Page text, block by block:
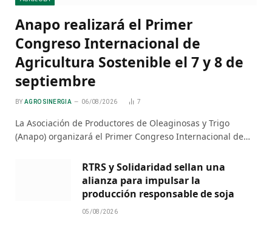
Anapo realizará el Primer
Congreso Internacional de
Agricultura Sostenible el 7 y 8 de
septiembre
BY AGRO SINERGIA 06/08/2026 7
La Asociación de Productores de Oleaginosas y Trigo
(Anapo) organizará el Primer Congreso Internacional de…
RTRS y Solidaridad sellan una
alianza para impulsar la
producción responsable de soja
05/08/2026